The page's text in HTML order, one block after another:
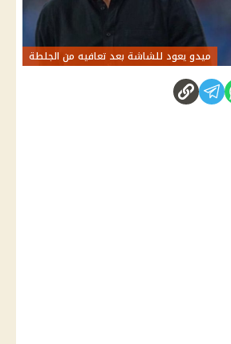
ميدو يعود للشاشة بعد تعافيه من الجلطة